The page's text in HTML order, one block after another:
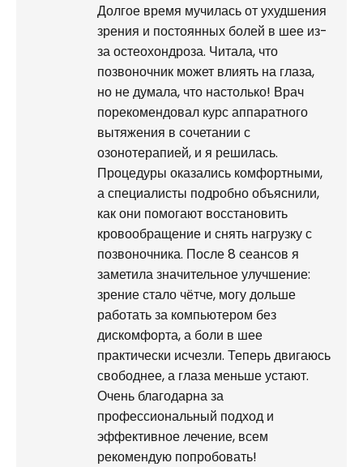
Долгое время мучилась от ухудшения
зрения и постоянных болей в шее из-
за остеохондроза. Читала, что
позвоночник может влиять на глаза,
но не думала, что настолько! Врач
порекомендовал курс аппаратного
вытяжения в сочетании с
озонотерапией, и я решилась.
Процедуры оказались комфортными,
а специалисты подробно объяснили,
как они помогают восстановить
кровообращение и снять нагрузку с
позвоночника. После 8 сеансов я
заметила значительное улучшение:
зрение стало чётче, могу дольше
работать за компьютером без
дискомфорта, а боли в шее
практически исчезли. Теперь двигаюсь
свободнее, а глаза меньше устают.
Очень благодарна за
профессиональный подход и
эффективное лечение, всем
рекомендую попробовать!